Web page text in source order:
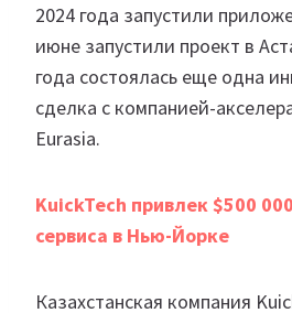
2024 года запустили
июне запустили проект в
года состоялась еще одна
сделка с компанией-
Eurasia.
KuickTech привлек $500
сервиса в Нью-Йорке
Казахстанская компания